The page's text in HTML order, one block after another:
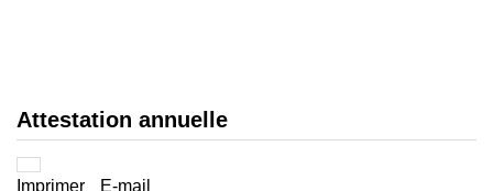
Attestation annuelle
Imprimer E-mail